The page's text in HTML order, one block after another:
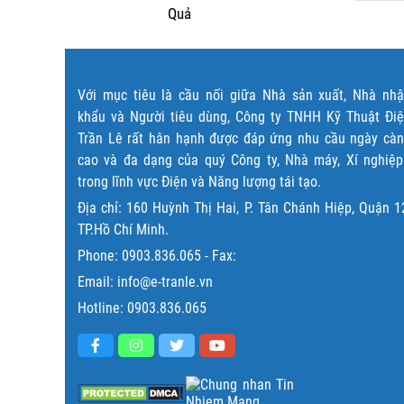
Quả
Với mục tiêu là cầu nối giữa Nhà sản xuất, Nhà
khẩu và Người tiêu dùng, Công ty TNHH Kỹ Thuật
Trần Lê rất hân hạnh được đáp ứng nhu cầu ngày
cao và đa dạng của quý Công ty, Nhà máy, Xí
trong lĩnh vực Điện và Năng lượng tái tạo.
Địa chỉ: 160 Huỳnh Thị Hai, P. Tân Chánh Hiệp, Quận
TP.Hồ Chí Minh.
Phone: 0903.836.065 - Fax:
Email: info@e-tranle.vn
Hotline: 0903.836.065